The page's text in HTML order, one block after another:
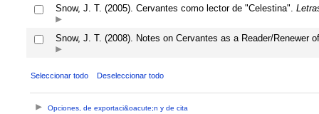
Snow, J. T. (2005). Cervantes como lector de "Celestina".
Snow, J. T. (2008). Notes on Cervantes as a Reader/Renewer
Seleccionar todo Deseleccionar todo
Opciones, de exportaci&oacute;n y de cita